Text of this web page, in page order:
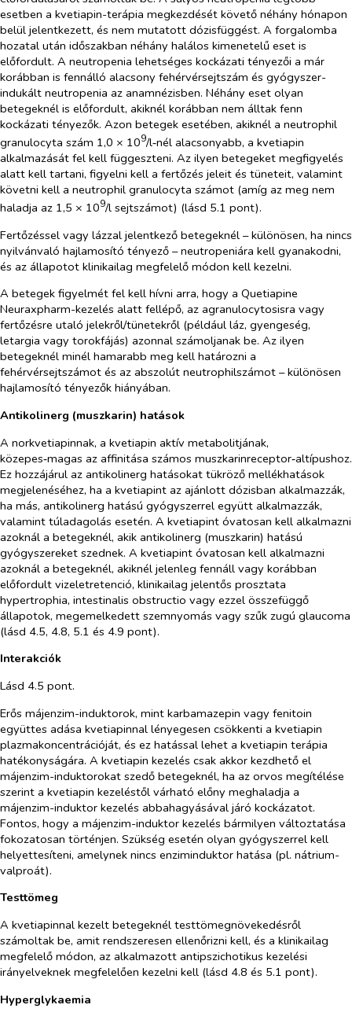
esetben a kvetiapin-terápia megkezdését követő néhány hónapon
belül jelentkezett, és nem mutatott dózisfüggést. A forgalomba
hozatal után időszakban néhány halálos kimenetelű eset is
előfordult. A neutropenia lehetséges kockázati tényezői a már
korábban is fennálló alacsony fehérvérsejtszám és gyógyszer-
indukált neutropenia az anamnézisben. Néhány eset olyan
betegeknél is előfordult, akiknél korábban nem álltak fenn
kockázati tényezők. Azon betegek esetében, akiknél a neutrophil
granulocyta szám 1,0 × 109/l‑nél alacsonyabb, a kvetiapin
alkalmazását fel kell függeszteni. Az ilyen betegeket megfigyelés
alatt kell tartani, figyelni kell a fertőzés jeleit és tüneteit, valamint
követni kell a neutrophil granulocyta számot (amíg az meg nem
haladja az 1,5 × 109/l sejtszámot) (lásd 5.1 pont).
Fertőzéssel vagy lázzal jelentkező betegeknél – különösen, ha nincs
nyilvánvaló hajlamosító tényező – neutropeniára kell gyanakodni,
és az állapotot klinikailag megfelelő módon kell kezelni.
A betegek figyelmét fel kell hívni arra, hogy a Quetiapine
Neuraxpharm-kezelés alatt fellépő, az agranulocytosisra vagy
fertőzésre utaló jelekről/tünetekről (például láz, gyengeség,
letargia vagy torokfájás) azonnal számoljanak be. Az ilyen
betegeknél minél hamarabb meg kell határozni a
fehérvérsejtszámot és az abszolút neutrophilszámot – különösen
hajlamosító tényezők hiányában.
Antikolinerg (muszkarin) hatások
A norkvetiapinnak, a kvetiapin aktív metabolitjának,
közepes‑magas az affinitása számos muszkarinreceptor‑altípushoz.
Ez hozzájárul az antikolinerg hatásokat tükröző mellékhatások
megjelenéséhez, ha a kvetiapint az ajánlott dózisban alkalmazzák,
ha más, antikolinerg hatású gyógyszerrel együtt alkalmazzák,
valamint túladagolás esetén. A kvetiapint óvatosan kell alkalmazni
azoknál a betegeknél, akik antikolinerg (muszkarin) hatású
gyógyszereket szednek. A kvetiapint óvatosan kell alkalmazni
azoknál a betegeknél, akiknél jelenleg fennáll vagy korábban
előfordult vizeletretenció, klinikailag jelentős prosztata
hypertrophia, intestinalis obstructio vagy ezzel összefüggő
állapotok, megemelkedett szemnyomás vagy szűk zugú glaucoma
(lásd 4.5, 4.8, 5.1 és 4.9 pont).
Interakciók
Lásd 4.5 pont.
Erős májenzim-induktorok, mint karbamazepin vagy fenitoin
együttes adása kvetiapinnal lényegesen csökkenti a kvetiapin
plazmakoncentrációját, és ez hatással lehet a kvetiapin terápia
hatékonyságára. A kvetiapin kezelés csak akkor kezdhető el
májenzim-induktorokat szedő betegeknél, ha az orvos megítélése
szerint a kvetiapin kezeléstől várható előny meghaladja a
májenzim-induktor kezelés abbahagyásával járó kockázatot.
Fontos, hogy a májenzim-induktor kezelés bármilyen változtatása
fokozatosan történjen. Szükség esetén olyan gyógyszerrel kell
helyettesíteni, amelynek nincs enziminduktor hatása (pl. nátrium-
valproát).
Testtömeg
A kvetiapinnal kezelt betegeknél testtömegnövekedésről
számoltak be, amit rendszeresen ellenőrizni kell, és a klinikailag
megfelelő módon, az alkalmazott antipszichotikus kezelési
irányelveknek megfelelően kezelni kell (lásd 4.8 és 5.1 pont).
Hyperglykaemia